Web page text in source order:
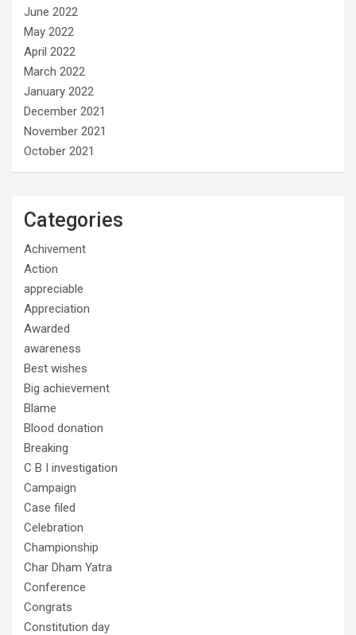
June 2022
May 2022
April 2022
March 2022
January 2022
December 2021
November 2021
October 2021
Categories
Achivement
Action
appreciable
Appreciation
Awarded
awareness
Best wishes
Big achievement
Blame
Blood donation
Breaking
C B I investigation
Campaign
Case filed
Celebration
Championship
Char Dham Yatra
Conference
Congrats
Constitution day